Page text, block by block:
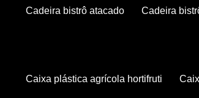
cadeira bistrô atacado cadeira
caixa plástica agrícola hortifruti